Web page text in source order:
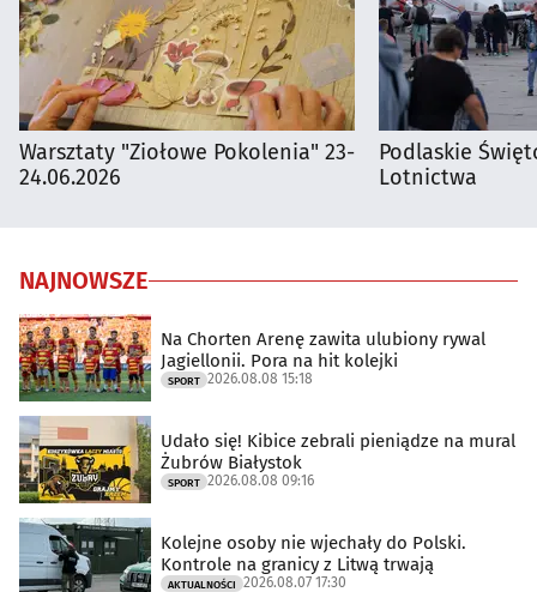
Warsztaty "Ziołowe Pokolenia" 23-
24.06.2026
Podlaskie
Lotnictwa
NAJNOWSZE
Na Chorten Arenę zawita ulubiony rywal
Jagiellonii. Pora na hit kolejki
SPORT 2026.08.08 15:18
Udało się! Kibice zebrali pieniądze na mural
Żubrów Białystok
SPORT 2026.08.08 09:16
Kolejne osoby nie wjechały do Polski.
Kontrole na granicy z Litwą trwają
AKTUALNOŚCI 2026.08.07 17:30